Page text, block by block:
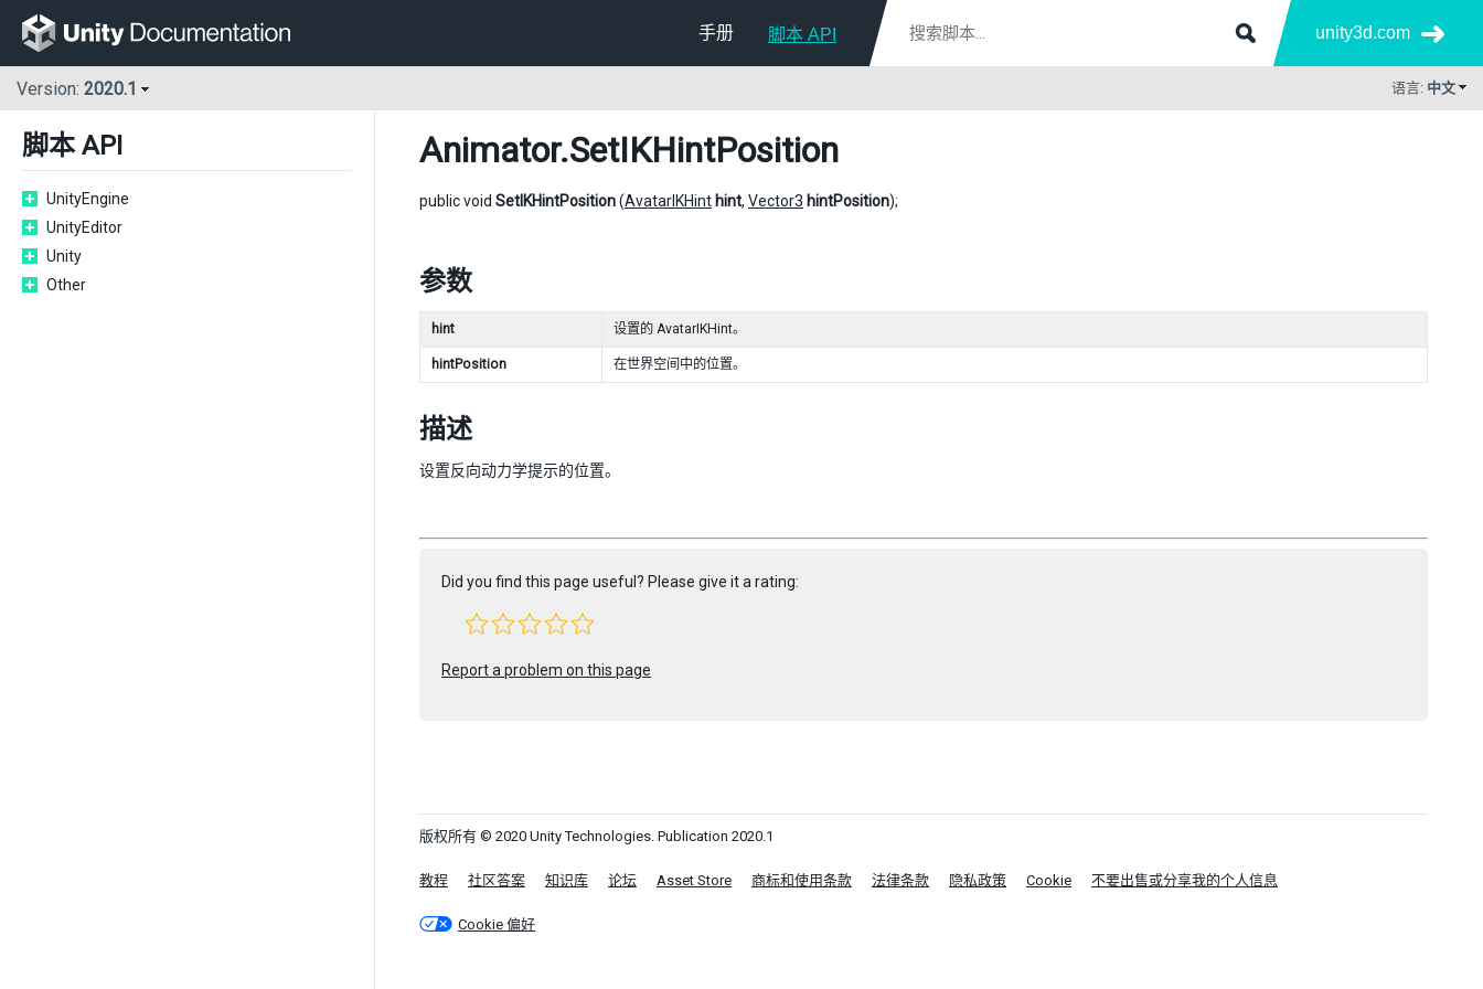
手册 脚本 API unity3d.com
Version: 2020.1 语言: 中文
脚本 API
UnityEngine
UnityEditor
Unity
Other
Animator.SetIKHintPosition
public void SetIKHintPosition(AvatarIKHint hint, Vector3 hintPosition);
参数
hint 设置的 AvatarIKHint。
hintPosition 在世界空间中的位置。
描述
设置反向动力学提示的位置。
Did you find this page useful? Please give it a rating:
Report a problem on this page
版权所有 © 2020 Unity Technologies. Publication 2020.1
教程 社区答案 知识库 论坛 Asset Store 商标和使用条款 法律条款 隐私政策 Cookie 不要出售或分享我的个人信息
Cookie 偏好